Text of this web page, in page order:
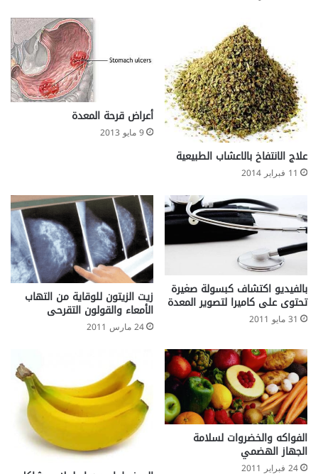
علاج الانتفاخ بالاعشاب الطبيعية
11 فبراير 2014
أعراض قرحة المعدة
9 مايو 2013
بالفيديو اكتشاف كبسولة صغيرة
تحتوى على كاميرا لتصوير المعدة
31 مايو 2011
زيت الزيتون للوقاية من التهاب
الأمعاء والقولون التقرحى
24 مارس 2011
الفواكه والخضروات لسلامة
الجهاز الهضمي
24 فبراير 2011